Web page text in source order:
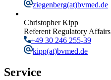
ziegenberg(at)bvmed.de
Christopher Kipp
Referent Regulatory Affairs
+49 30 246 255-39
kipp(at)bvmed.de
Service